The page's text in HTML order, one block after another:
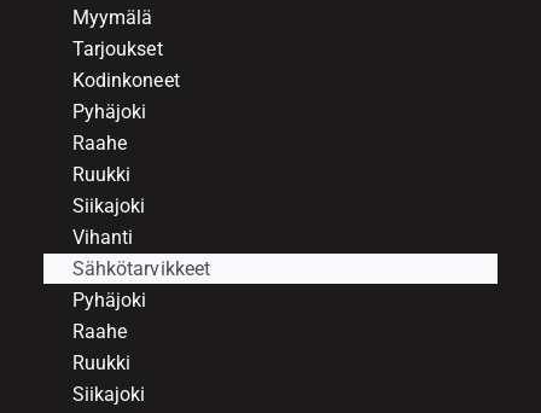
Myymälä
Tarjoukset
Kodinkoneet
Pyhäjoki
Raahe
Ruukki
Siikajoki
Vihanti
Sähkötarvikkeet
Pyhäjoki
Raahe
Ruukki
Siikajoki